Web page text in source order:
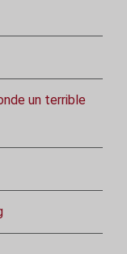
un terrible